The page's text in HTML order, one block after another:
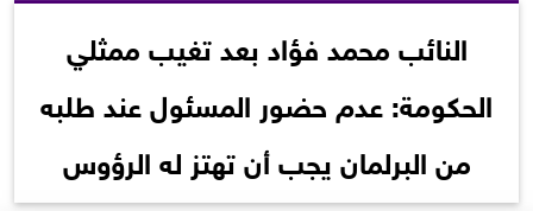
النائب محمد فؤاد بعد تغيب ممثلي
الحكومة: عدم حضور المسئول عند طلبه
من البرلمان يجب أن تهتز له الرؤوس